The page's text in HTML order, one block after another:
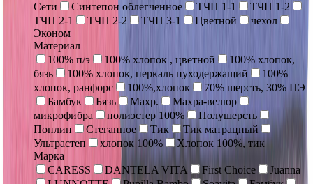
Сети
Синтепон облегченное ТЧП 1-1
ТЧП 1-2
ТЧП 2-1
ТЧП 2-2 ТЧП 3-1 Цветной
чехол
Эконом
Материал
100% п/э
100% хлопок , цветной
100% хлопок,
бязь
100% хлопок, перкаль пуходержащий
100%
хлопок, ранфорс
100%,хлопок
70% шерсть, 30% ПЭ
Бамбук
Бязь Махр.
Махра-велюр
микрофибра
полиэстер 100%
Полушерсть
Поплин
Стеганное Тик
Тик матрацный
Ультрастеп
хлопок 100%
Хлопок 100%, тик
Марка
CARESS
DANTELA VITA First Choice
Juanna